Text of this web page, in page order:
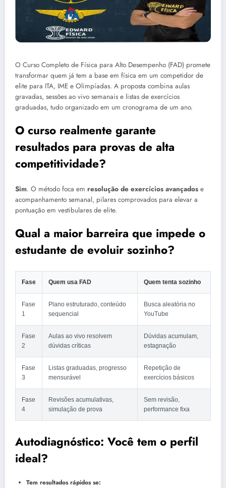
O Curso Completo de Física para Alto Desempenho (FAD) promete
transformar quem já tem a base em física em um competidor de
elite para ITA, IME e Olimpíadas. A proposta combina aulas
gravadas, sessões ao vivo semanais e listas de exercícios
graduadas, tudo organizado em um cronograma de um ano.
O curso realmente garante
resultados para provas de alta
competitividade?
Sim. O método foca em resolução de exercícios avançados e
acompanhamento semanal, pilares comprovados para elevar a
pontuação em vestibulares de elite.
Qual a maior barreira que impede o
estudante de evoluir sozinho?
Fase Quem usa FAD Quem tenta sozinho
Fase
1
Plano estruturado, conteúdo
sequencial
Busca aleatória no
YouTube
Fase
2
Aulas ao vivo resolvem
dúvidas críticas
Dúvidas acumulam,
estagnação
Fase
3
Listas graduadas, progresso
mensurável
Repetição de
exercícios básicos
Fase
4
Revisões acumulativas,
simulação de prova
Sem revisão,
performance fixa
Autodiagnóstico: Você tem o perfil
ideal?
Tem resultados rápidos se: